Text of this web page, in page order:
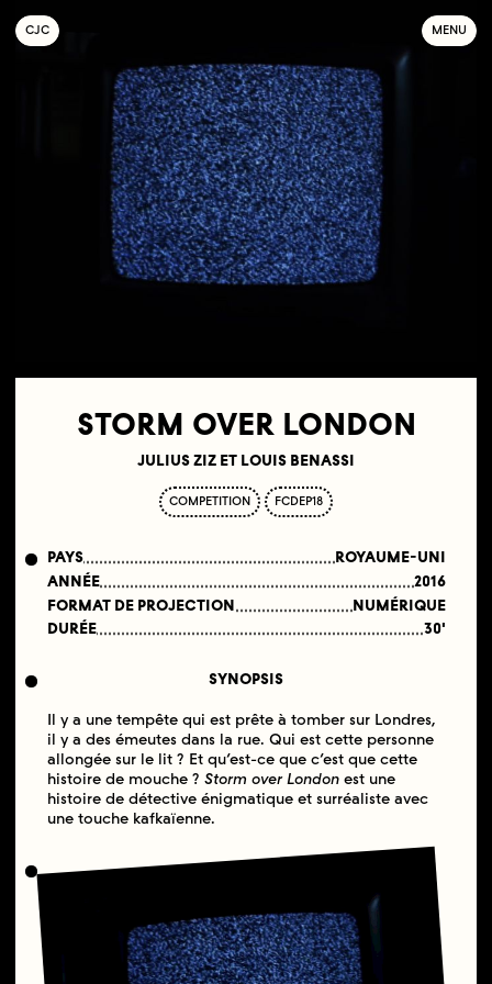
COLLECTIF
JEUNE
C INÉMA MENU
STORM OVER LONDON
JULIUS ZIZ ET LOUIS BENASSI
COMPETITION FCDEP18
PAYS
ROYAUME-UNI
ANNÉE
2016
FORMAT DE PROJECTION
NUMÉRIQUE
DURÉE
30'
SYNOPSIS
Il y a une tempête qui est prête à tomber sur Londres,
il y a des émeutes dans la rue. Qui est cette personne
allongée sur le lit ? Et qu’est-ce que c’est que cette
histoire de mouche ? Storm over Londonest une
histoire de détective énigmatique et surréaliste avec
une touche kafkaïenne.